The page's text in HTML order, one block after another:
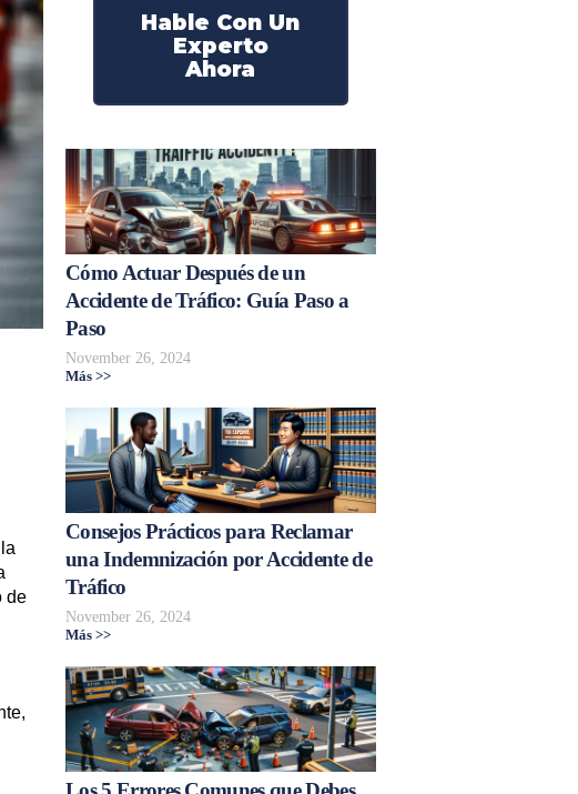
de
Hable Con Un
Experto
Ahora
Cómo Actuar Después de un
Accidente de Tráfico: Guía Paso a
Paso
November 26, 2024
Más >>
Consejos Prácticos para Reclamar
una Indemnización por Accidente de
Tráfico
November 26, 2024
Más >>